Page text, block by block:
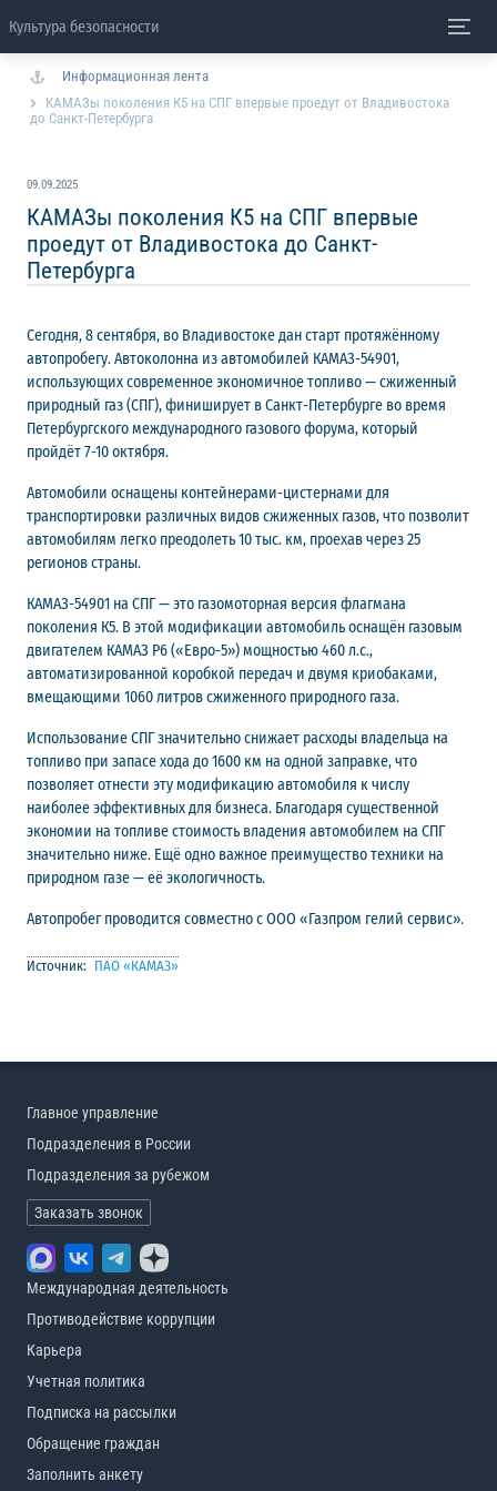
Культура безопасности
Информационная лента
КАМАЗы поколения К5 на СПГ впервые проедут от Владивостока
до Санкт-Петербурга
09.09.2025
КАМАЗы поколения К5 на СПГ впервые
проедут от Владивостока до Санкт-
Петербурга
Сегодня, 8 сентября, во Владивостоке дан старт протяжённому
автопробегу. Автоколонна из автомобилей КАМАЗ-54901,
использующих современное экономичное топливо — сжиженный
природный газ (СПГ), финиширует в Санкт-Петербурге во время
Петербургского международного газового форума, который
пройдёт 7-10 октября.
Автомобили оснащены контейнерами-цистернами для
транспортировки различных видов сжиженных газов, что позволит
автомобилям легко преодолеть 10 тыс. км, проехав через 25
регионов страны.
КАМАЗ-54901 на СПГ — это газомоторная версия флагмана
поколения К5. В этой модификации автомобиль оснащён газовым
двигателем КАМАЗ Р6 («Евро-5») мощностью 460 л.с.,
автоматизированной коробкой передач и двумя криобаками,
вмещающими 1060 литров сжиженного природного газа.
Использование СПГ значительно снижает расходы владельца на
топливо при запасе хода до 1600 км на одной заправке, что
позволяет отнести эту модификацию автомобиля к числу
наиболее эффективных для бизнеса. Благодаря существенной
экономии на топливе стоимость владения автомобилем на СПГ
значительно ниже. Ещё одно важное преимущество техники на
природном газе — её экологичность.
Автопробег проводится совместно с ООО «Газпром гелий сервис».
Источник: ПАО «КАМАЗ»
Главное управление
Подразделения в России
Подразделения за рубежом
Заказать звонок
Международная деятельность
Противодействие коррупции
Карьера
Учетная политика
Подписка на рассылки
Обращение граждан
Заполнить анкету